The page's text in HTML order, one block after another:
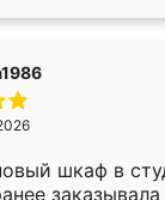
шкаф в